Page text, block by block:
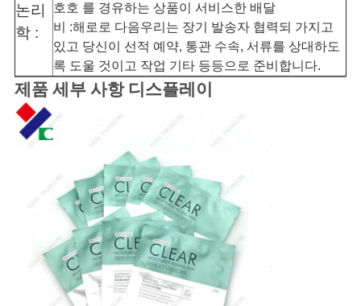
논리
학 :
호호 를 경유하는 상품이 서비스한 배달
비 :해로로 다음우리는 장기 발송자 협력되 가지고
있고 당신이 선적 예약, 통관 수속, 서류를 상대하도
록 도울 것이고 작업 기타 등등으로 준비합니다.
제품 세부 사항 디스플레이